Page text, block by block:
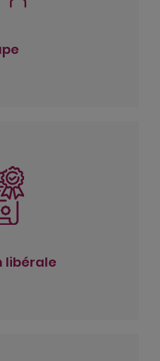
libérale
libérale
Établissement des
personnelles
paie des salariés
de gestion agréé